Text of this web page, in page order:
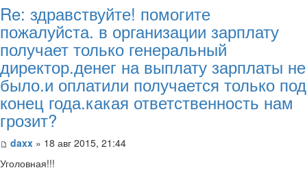
Re: здравствуйте! помогите
пожалуйста. в организации зарплату
получает только генеральный
директор.денег на выплату зарплаты не
было.и оплатили получается только под
конец года.какая ответственность нам
грозит?
daxx » 18 авг 2015, 21:44
Уголовная!!!